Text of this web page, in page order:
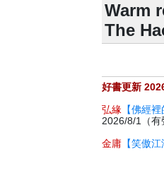
Warm
The
好書更新
弘緣 【佛經
2026/8/1（有
金庸 【笑傲